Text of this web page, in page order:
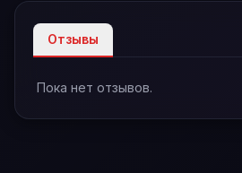
Отзывы
Пока нет отзывов.